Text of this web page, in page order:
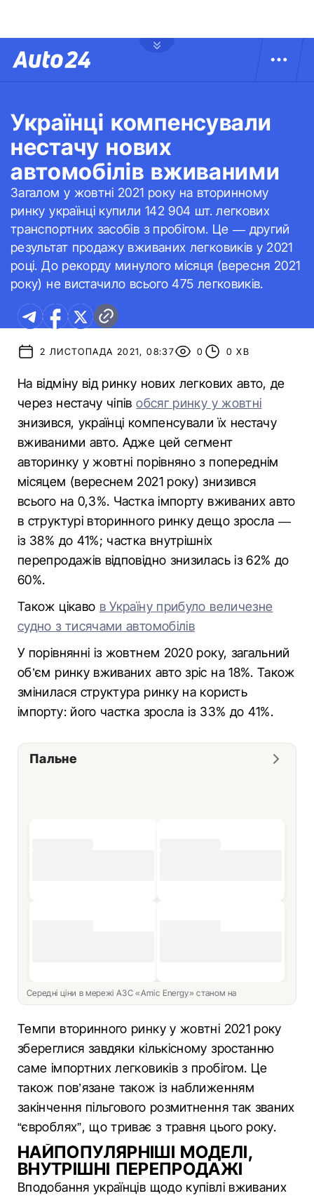
Українці компенсували
нестачу нових
автомобілів вживаними
Загалом у жовтні 2021 року на вторинному
ринку українці купили 142 904 шт. легкових
транспортних засобів з пробігом. Це — другий
результат продажу вживаних легковиків у 2021
році. До рекорду минулого місяця (вересня 2021
року) не вистачило всього 475 легковиків.
2 ЛИСТОПАДА 2021, 08:37 0 0 ХВ
На відміну від ринку нових легкових авто, де
через нестачу чіпівобсяг ринку у жовтні
знизився, українці компенсували їх нестачу
вживаними авто. Адже цей сегмент
авторинку у жовтні порівняно з попереднім
місяцем (вереснем 2021 року) знизився
всього на 0,3%. Частка імпорту вживаних авто
в структурі вторинного ринку дещо зросла —
із 38% до 41%; частка внутрішніх
перепродажів відповідно знизилась із 62% до
60%.
Також цікаво в Україну прибуло величезне
судно з тисячами автомобілів
У порівнянні із жовтнем 2020 року, загальний
об’єм ринку вживаних авто зріс на 18%. Також
змінилася структура ринку на користь
імпорту: його частка зросла із 33% до 41%.
Пальне
Середні ціни в мережі АЗС «Amic Energy» станом на
Темпи вторинного ринку у жовтні 2021 року
збереглися завдяки кількісному зростанню
саме імпортних легковиків з пробігом. Це
також пов’язане також із наближенням
закінчення пільгового розмитнення так званих
“євроблях”, що триває з травня цього року.
НАЙПОПУЛЯРНІШІ МОДЕЛІ,
ВНУТРІШНІ ПЕРЕПРОДАЖІ
Вподобання українців щодо купівлі вживаних